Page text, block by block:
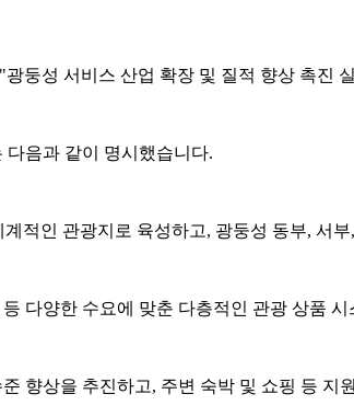
둥성 서비스 산업 확장 및 질적 향상 촉진
다음과 같이 명시했습니다.
적인 관광지로 육성하고, 광둥성 동부, 서
다양한 수요에 맞춘 다층적인 관광 상품
향상을 추진하고, 주변 숙박 및 쇼핑 등